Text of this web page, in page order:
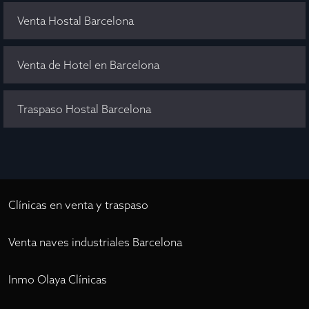
Venta Hostal Barcelona
Venta de Hotel en Barcelona
Traspaso Hostal Barcelona
Clínicas en venta y traspaso
Venta naves industriales Barcelona
Inmo Olaya Clínicas